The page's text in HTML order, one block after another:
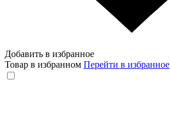
Добавить в избранное
Товар в избранном Перейти в избранное